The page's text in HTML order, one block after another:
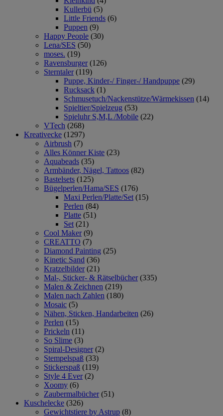
Kullerbü (5)
Little Friends (6)
Puppen (9)
Happy People (30)
Lena/SES (50)
moses. (19)
Ravensburger (126)
Sterntaler (119)
Puppe, Kinder-/ Finger-/ Handpuppe (29)
Rucksack (1)
Schmusetuch/Nackenstütze/Wärmekissen (14)
Spieltier/Spielzeug (53)
Spieluhr S,M,L /Mobile (22)
VTech (268)
Kreativecke (1297)
Airbrush (7)
Alles Könner Kiste (23)
Aquabeads (35)
Armbänder, Nägel, Tattoos (82)
Bastelsets (125)
Bügelperlen/Hama/SES (176)
Maxi Perlen/Platte/Set (15)
Perlen (84)
Platte (51)
Set (21)
Cool Maker (9)
CREATTO (7)
Diamond Painting (25)
Kinetic Sand (36)
Kratzelbilder (21)
Mal-, Sticker- & Rätselbücher (335)
Malen & Zeichnen (219)
Malen nach Zahlen (180)
Mosaic (5)
Nähen, Sticken, Handarbeiten (26)
Perlen (15)
Prickeln (11)
So Slime (3)
Spiral-Designer (2)
Stempelspaß (33)
Stickerspaß (119)
Style 4 Ever (2)
Xoomy (6)
Zaubermalbücher (51)
Kuschelecke (326)
Gewichtstiere by Astrup (8)